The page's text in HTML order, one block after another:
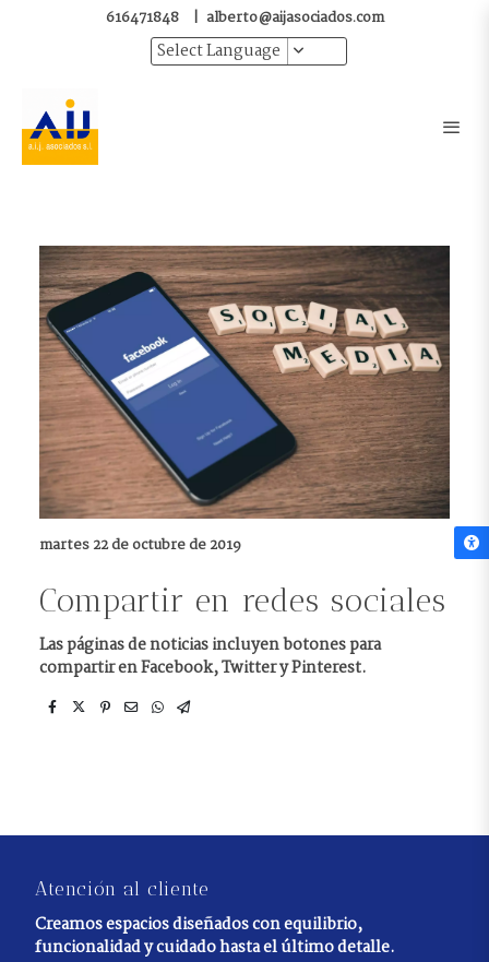
616471848 | alberto@aijasociados.com
Select Language
martes 22 de octubre de 2019
Compartir en redes sociales
Las páginas de noticias incluyen botones para
compartir en Facebook, Twitter y Pinterest.
Atención al cliente
Creamos espacios diseñados con equilibrio,
funcionalidad y cuidado hasta el último detalle.